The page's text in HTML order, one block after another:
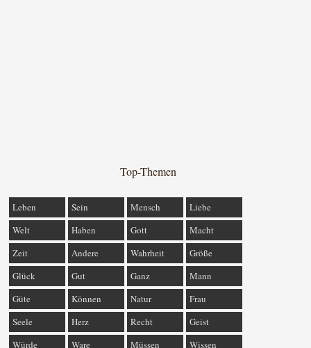
Top-Themen
Leben Sein Mensch
Liebe
Welt
Haben Gott
Macht
Zeit
Andere Wahrheit
Größe
Glück
Gut Ganz
Mann
Güte
Können Natur
Frau
Seele
Herz Recht
Geist
Würde
Ware Müssen Wissen